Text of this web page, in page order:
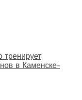
тренирует
в Каменске-